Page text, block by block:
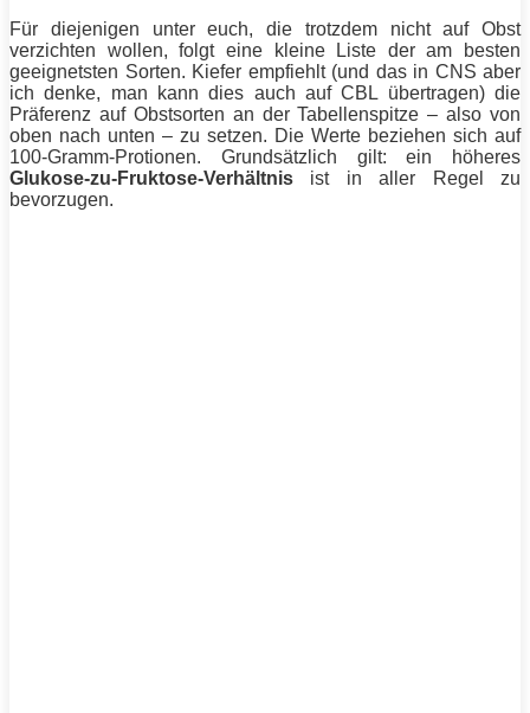
Für diejenigen unter euch, die trotzdem nicht auf Obst
verzichten wollen, folgt eine kleine Liste der am besten
geeignetsten Sorten. Kiefer empfiehlt (und das in CNS aber
ich denke, man kann dies auch aufCBL übertragen) die
Präferenz auf Obstsorten an der Tabellenspitze – also von
oben nach unten – zu setzen. Die Werte beziehen sich auf
100-Gramm-Protionen. Grundsätzlich gilt: ein höheres
Glukose-zu-Fruktose-Verhältnis ist in aller Regel zu
bevorzugen.